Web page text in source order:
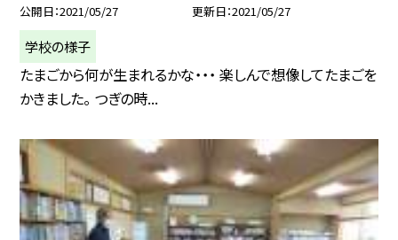
公開日 2021/05/27 更新日 2021/05/27
学校の様子
たまごから何が生まれるかな・・・ 楽しんで想像してたまごを
かきました。 つぎの時...